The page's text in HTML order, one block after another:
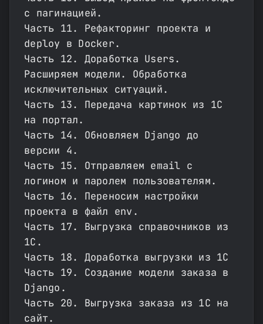
с пагинацией.
Часть 11. Рефакторинг проекта и
deploy в Docker.
Часть 12. Доработка Users.
Расширяем модели. Обработка
исключительных ситуаций.
Часть 13. Передача картинок из 1С
на портал.
Часть 14. Обновляем Django до
версии 4.
Часть 15. Отправляем email с
логином и паролем пользователям.
Часть 16. Переносим настройки
проекта в файл env.
Часть 17. Выгрузка справочников из
1С.
Часть 18. Доработка выгрузки из 1С
Часть 19. Создание модели заказа в
Django.
Часть 20. Выгрузка заказа из 1С на
сайт.